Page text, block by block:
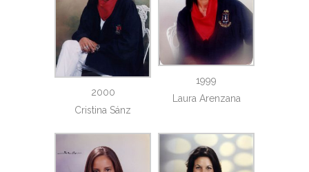
2000
Cristina Sánz
1999
Laura Arenzana